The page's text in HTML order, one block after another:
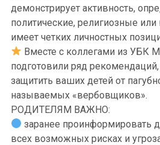
демонстрирует активность,
политические, религиозные
имеет четких личностных
Вместе с коллегами из УБК
подготовили ряд
защитить ваших детей от
называемых «вербовщиков».
РОДИТЕЛЯМ ВАЖНО:
заранее проинформировать
всех возможных рисках и